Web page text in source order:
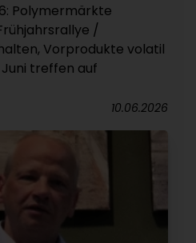
Polymermärkte
/
Vorprodukte volatil
treffen auf
10.06.2026